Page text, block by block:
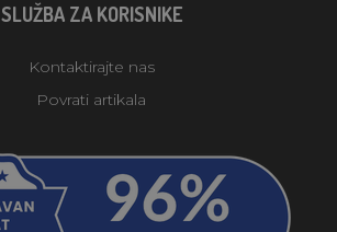
SLUŽBA ZA KORISNIKE
Kontaktirajte nas
Povrati artikala